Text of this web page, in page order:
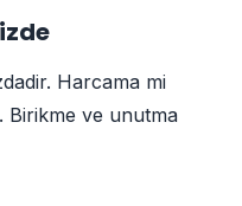
Harcama mi
Birikme ve unutma